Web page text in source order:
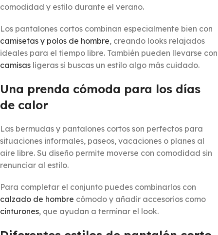
comodidad y estilo durante el verano.
Los pantalones cortos combinan especialmente bien con
camisetas y polos de hombre, creando looks relajados
ideales para el tiempo libre. También pueden llevarse con
camisas ligeras si buscas un estilo algo más cuidado.
Una prenda cómoda para los días
de calor
Las bermudas y pantalones cortos son perfectos para
situaciones informales, paseos, vacaciones o planes al
aire libre. Su diseño permite moverse con comodidad sin
renunciar al estilo.
Para completar el conjunto puedes combinarlos con
calzado de hombre cómodo y añadir accesorios como
cinturones, que ayudan a terminar el look.